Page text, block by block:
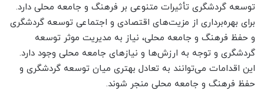
توسعه گردشگری تأثیرات متنوعی بر فرهنگ و جامعه محلی دارد.
برای بهره‌برداری از مزیت‌های اقتصادی و اجتماعی توسعه گردشگری
و حفظ فرهنگ و جامعه محلی، نیاز به مدیریت موثر توسعه
گردشگری و توجه به ارزش‌ها و نیازهای جامعه محلی وجود دارد.
این اقدامات می‌توانند به تعادل بهتری میان توسعه گردشگری و
حفظ فرهنگ و جامعه محلی منجر شوند.